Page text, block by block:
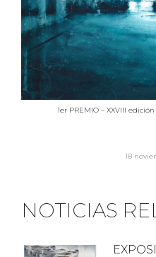
1er PREMIO – XXVIII edición
18
NOTICIAS